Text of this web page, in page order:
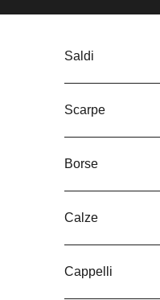
Saldi
Scarpe
Borse
Calze
Cappelli